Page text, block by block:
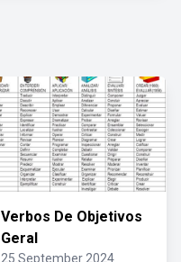
Verbos De Objetivos
Geral
25 September 2024